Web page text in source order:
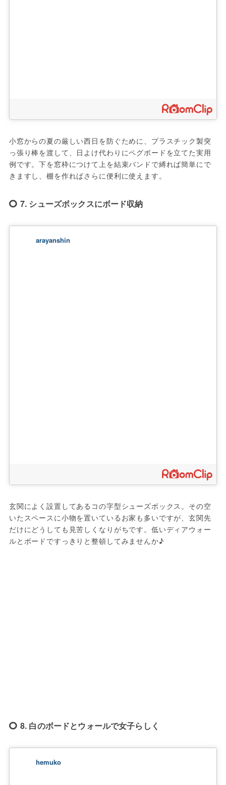
小窓からの夏の厳しい西日を防ぐために、プラスチック製突
っ張り棒を渡して、日よけ代わりにペグボードを立てた実用
例です。下を窓枠につけて上を結束バンドで縛れば簡単にで
きますし、棚を作ればさらに便利に使えます。
7. シューズボックスにボード収納
arayanshin
玄関によく設置してあるコの字型シューズボックス。その空
いたスペースに小物を置いているお家も多いですが、玄関先
だけにどうしても見苦しくなりがちです。低いディアウォー
ルとボードですっきりと整頓してみませんか♪
8. 白のボードとウォールで女子らしく
hemuko